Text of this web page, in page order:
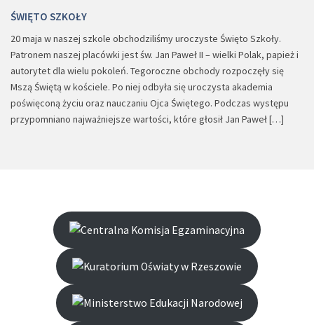
ŚWIĘTO SZKOŁY
20 maja w naszej szkole obchodziliśmy uroczyste Święto Szkoły.
Patronem naszej placówki jest św. Jan Paweł II – wielki Polak, papież i
autorytet dla wielu pokoleń. Tegoroczne obchody rozpoczęły się
Mszą Świętą w kościele. Po niej odbyła się uroczysta akademia
poświęconą życiu oraz nauczaniu Ojca Świętego. Podczas występu
przypomniano najważniejsze wartości, które głosił Jan Paweł […]